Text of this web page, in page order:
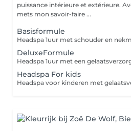
puissance intérieure et extérieure. Avec 21 ans d'expérience, je
mets mon savoir-faire ...
Basisformule
Headspa 1uur met schouder en
DeluxeFormule
Headspa 1uur met een
Headspa For kids
Headspa voor kinderen met